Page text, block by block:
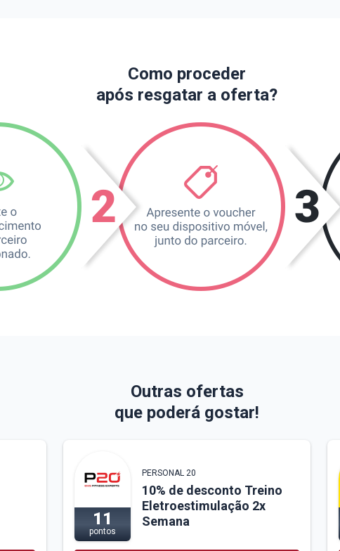
Como proceder
após resgatar a oferta?
Outras ofertas
que poderá gostar!
11
pontos
PERSONAL 20
10% de desconto Treino
Eletroestimulação 2x
Semana